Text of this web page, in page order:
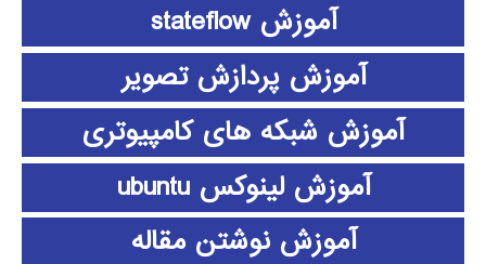
آموزش stateflow
آموزش پردازش تصویر
آموزش شبکه های کامپیوتری
آموزش لینوکس ubuntu
آموزش نوشتن مقاله